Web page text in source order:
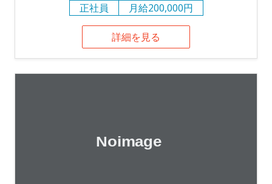
正社員
月給200,000円
詳細を見る